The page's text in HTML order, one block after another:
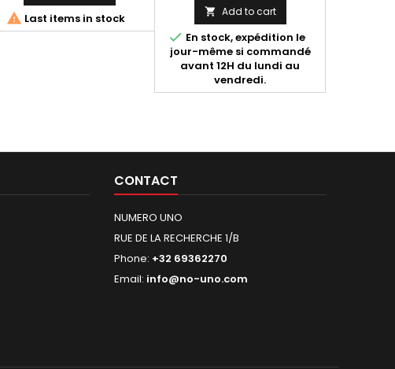
 Last items in stock  Add to cart
 En stock, expédition le
jour-même si commandé
avant 12H du lundi au
vendredi.
CONTACT
NUMERO UNO
RUE DE LA RECHERCHE 1/B
Phone: +32 69362270
Email: info@no-uno.com